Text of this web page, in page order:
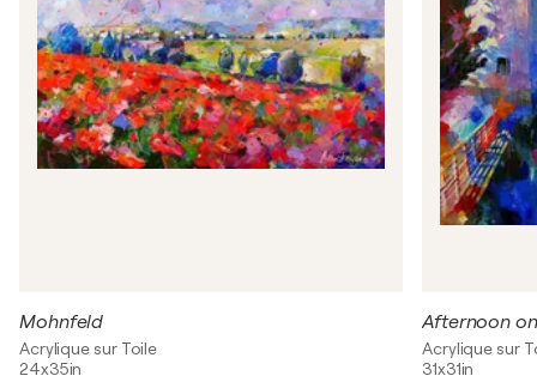
Mohnfeld
Acrylique sur Toile
24x35in
Afternoon
Acrylique sur
31x31in